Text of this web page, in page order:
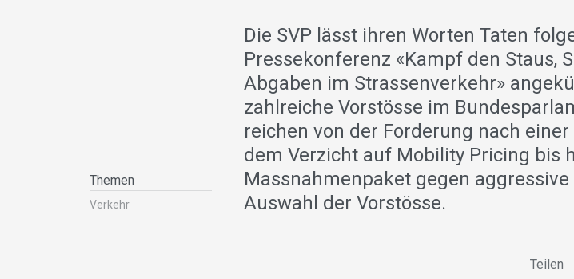
Themen
Verkehr
Die SVP lässt ihren Worten Taten
Pressekonferenz «Kampf den Staus,
Abgaben im Strassenverkehr»
zahlreiche Vorstösse im
reichen von der Forderung nach
dem Verzicht auf Mobility Pricing bis
Massnahmenpaket gegen
Auswahl der Vorstösse.
Teilen